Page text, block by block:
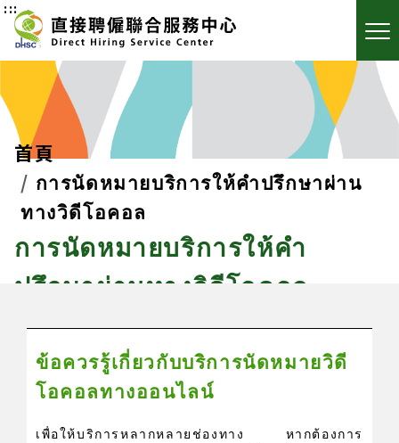
:::
首頁
การนัดหมายบริการให้คำปรึกษาผ่าน
ทางวิดีโอคอล
การนัดหมายบริการให้คำ
ปรึกษาผ่านทางวิดีโอคอล
ข้อควรรู้เกี่ยวกับบริการนัดหมายวิดี
โอคอลทางออนไลน์
เพื่อให้บริการหลากหลายช่องทาง หากต้องการ